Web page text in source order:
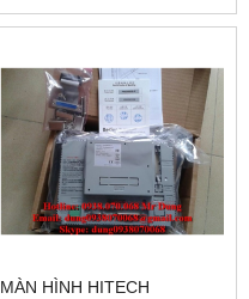
MÀN HÌNH HITECH